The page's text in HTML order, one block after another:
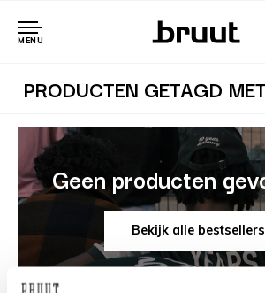
MENU
PRODUCTEN GETAGD
Geen producten
Bekijk alle bestsellers